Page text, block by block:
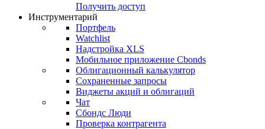
Получить доступ
Инструментарий
Портфель
Watchlist
Надстройка XLS
Мобильное приложение Cbonds
Облигационный калькулятор
Сохраненные запросы
Виджеты акций и облигаций
Чат
Сбондс Люди
Проверка контрагента